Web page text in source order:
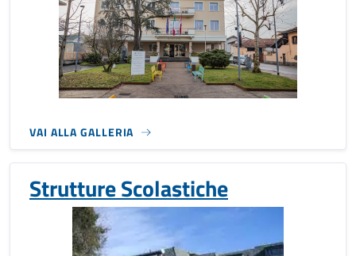
VAI ALLA GALLERIA
Strutture Scolastiche